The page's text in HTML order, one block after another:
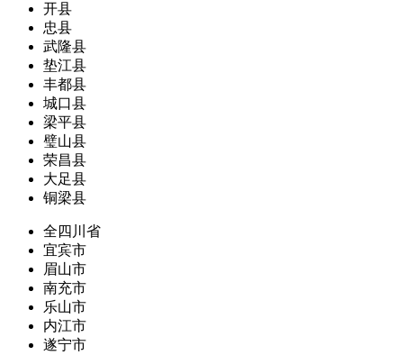
开县
忠县
武隆县
垫江县
丰都县
城口县
梁平县
璧山县
荣昌县
大足县
铜梁县
全四川省
宜宾市
眉山市
南充市
乐山市
内江市
遂宁市